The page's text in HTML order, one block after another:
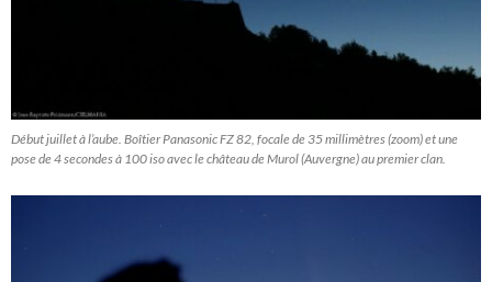
Début juillet à l’aube. Boîtier Panasonic FZ 82, focale de 35 millimètres (zoom) et une
pose de 4 secondes à 100 iso avec le château de Murol (Auvergne) au premier clan.